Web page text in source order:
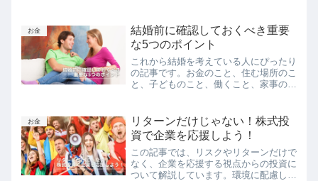
お金
結婚前に確認しておくべき重要
な5つのポイント
これから結婚を考えている人にぴったり
の記事です。お金のこと、住む場所のこ
と、子どものこと、働くこと、家事のこ
は大切なパートナーと一緒に幸せな生活
を作っていく大冒険、その旅を楽しくス
ムーズに進めるためのヒントが満載で
す。
お金
リターンだけじゃない！株式投
資で企業を応援しよう！
この記事では、リスクやリターンだけで
なく、企業を応援する視点からの投資に
ついて解説しています。環境に配慮した